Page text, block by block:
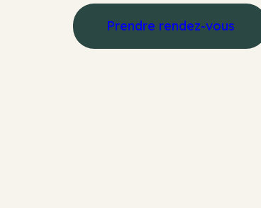
Prendre rendez-vous